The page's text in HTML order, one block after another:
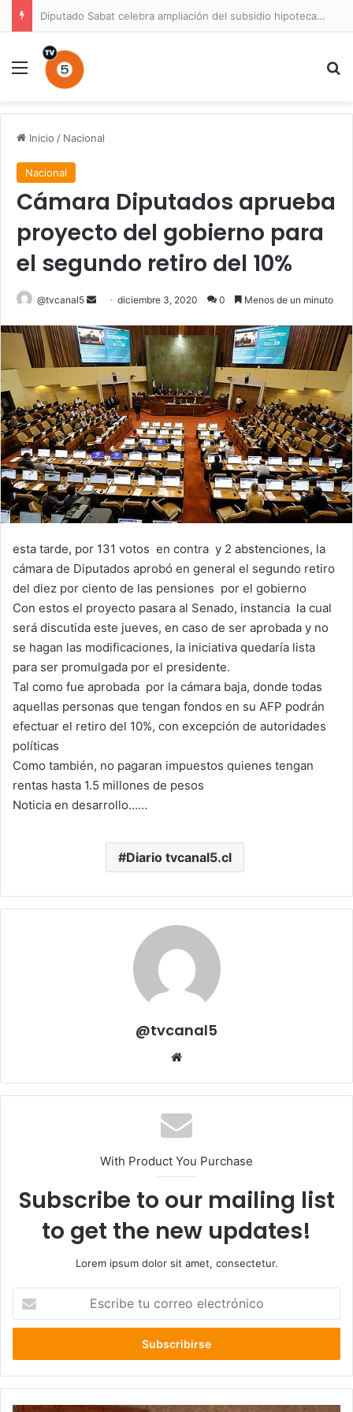
Diputado Sabat celebra ampliación del subsidio hipotecario con viviendas de hasta 6.000 UF
Menú
Inicio / Nacional
Nacional
Cámara Diputados aprueba
proyecto del gobierno para
el segundo retiro del 10%
@tvcanal5
Send
email
diciembre 3, 2020 0 Menos de un minuto
esta tarde, por 131 votos en contra y 2 abstenciones, la
cámara de Diputados aprobó en general el segundo retiro
del diez por ciento de las pensiones por el gobierno
Con estos el proyecto pasara al Senado, instancia la cual
será discutida este jueves, en caso de ser aprobada y no
se hagan las modificaciones, la iniciativa quedaría lista
para ser promulgada por el presidente.
Tal como fue aprobada por la cámara baja, donde todas
aquellas personas que tengan fondos en su AFP podrán
efectuar el retiro del 10%, con excepción de autoridades
políticas
Como también, no pagaran impuestos quienes tengan
rentas hasta 1.5 millones de pesos
Noticia en desarrollo……
Diario tvcanal5.cl
@tvcanal5
With Product You Purchase
Subscribe to our mailing list
to get the new updates!
Lorem ipsum dolor sit amet, consectetur.
correo